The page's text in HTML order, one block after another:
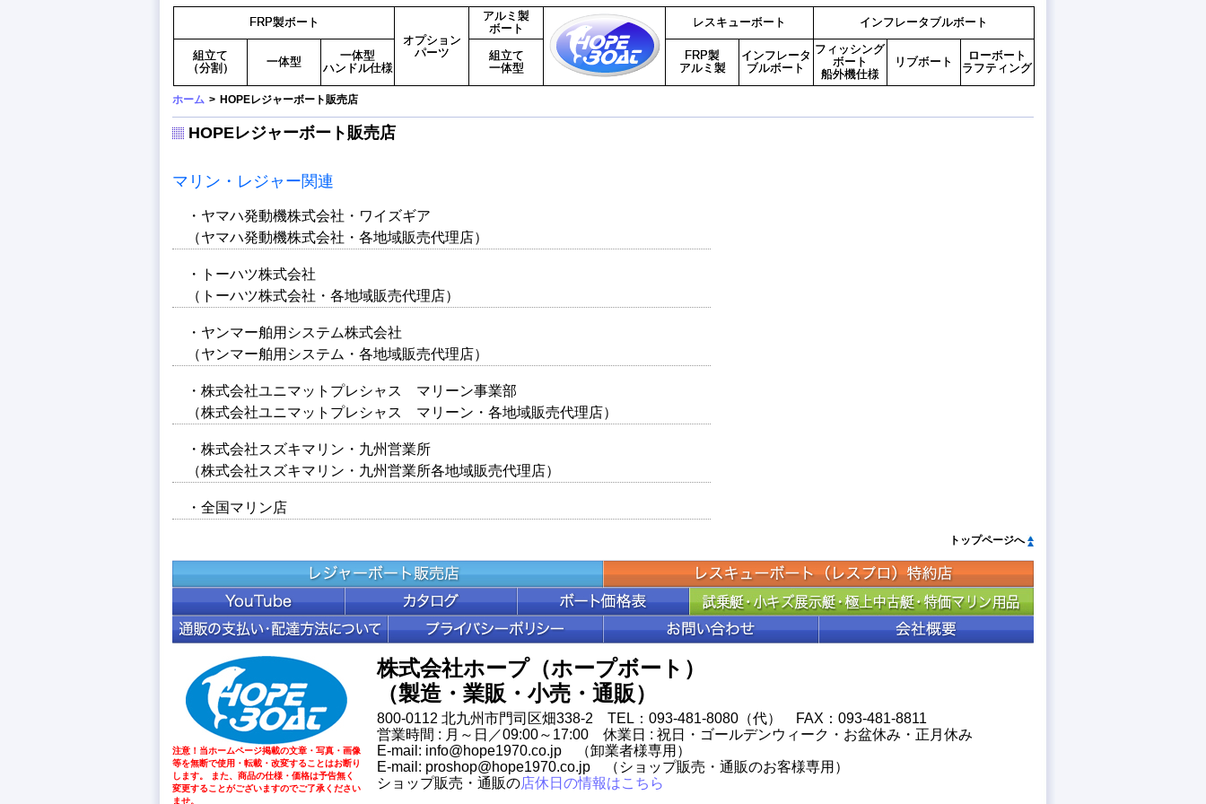
FRP製ボート
組立て
（分割）
一体型
一体型
ハンドル仕様
オプション
パーツ
アルミ製
ボート
組立て
一体型
レスキューボート
FRP製
アルミ製
インフレータ
ブルボート
インフレータブルボート
フィッシング
ボート
船外機仕様
リブボート
ローボート
ラフティング
ホーム > HOPEレジャーボート販売店
HOPEレジャーボート販売店
マリン・レジャー関連
・ヤマハ発動機株式会社・ワイズギア
（ヤマハ発動機株式会社・各地域販売代理店）
・トーハツ株式会社
（トーハツ株式会社・各地域販売代理店）
・ヤンマー舶用システム株式会社
（ヤンマー舶用システム・各地域販売代理店）
・株式会社ユニマットプレシャス マリーン事業部
（株式会社ユニマットプレシャス マリーン・各地域販売代理店）
・株式会社スズキマリン・九州営業所
（株式会社スズキマリン・九州営業所各地域販売代理店）
・全国マリン店
トップページへ
注意！当ホームページ掲載の文章・写真・画像
等を無断で使用・転載・改変することはお断り
します。 また、商品の仕様・価格は予告無く
変更することがございますのでご了承ください
ませ。
株式会社ホープ（ホープボート）
（製造・業販・小売・通販）
800-0112 北九州市門司区畑338-2 TEL：093-481-8080（代） FAX：093-481-8811
営業時間 : 月～日／09:00～17:00 休業日 : 祝日・ゴールデンウィーク・お盆休み・正月休み
E-mail: info@hope1970.co.jp （卸業者様専用）
E-mail: proshop@hope1970.co.jp （ショップ販売・通販のお客様専用）
ショップ販売・通販の店休日の情報はこちら